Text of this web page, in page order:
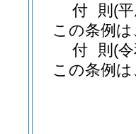
付 則 (
この条例
付 則 (
この条例